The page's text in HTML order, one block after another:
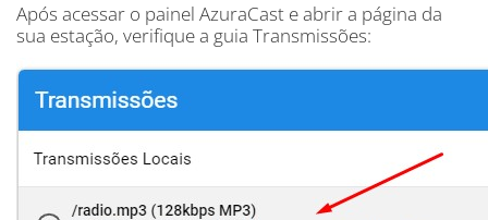
Após acessar o painel AzuraCast e abrir a página da
sua estação, verifique a guia Transmissões: